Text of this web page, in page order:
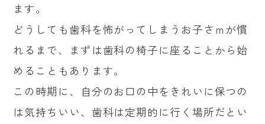
ます。
どうしても歯科を怖がってしまうお子さｍが慣
れるまで、まずは歯科の椅子に座ることから始
めることもあります。
この時期に、自分のお口の中をきれいに保つの
は気持ちいい、歯科は定期的に行く場所だとい